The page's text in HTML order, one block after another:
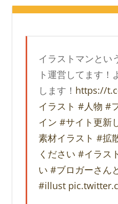
イラストマンとい
ト運営してます！
します！ https://
イラスト #人物 #
イン #サイト更新
素材イラスト #拡
ください #イラス
い #ブロガーさん
#illust